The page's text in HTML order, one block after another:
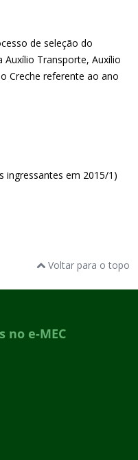
de seleção do
Auxílio Transporte, Auxílio
Creche referente ao ano
ingressantes em 2015/1)
Voltar para o topo
no e-MEC